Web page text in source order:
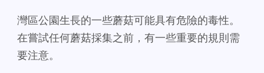
灣區公園生長的一些蘑菇可能具有危險的毒性。
在嘗試任何蘑菇採集之前，有一些重要的規則需
要注意。